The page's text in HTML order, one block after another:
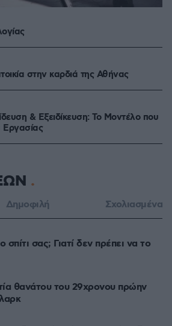
στην καρδιά της Αθήνας
& Εξειδίκευση: Το Mοντέλο που
Δημοφιλή Σχολιασμένα
σπίτι σας; Γιατί δεν πρέπει να το
θανάτου του 29χρονου πρώην